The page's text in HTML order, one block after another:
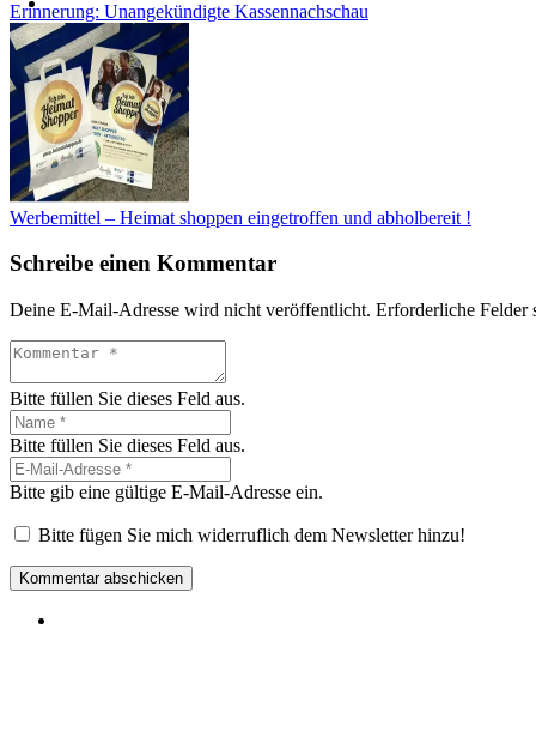
Erinnerung: Unangekündigte Kassennachschau
Werbemittel – Heimat shoppen eingetroffen und abholbereit !
Schreibe einen Kommentar
Deine E-Mail-Adresse wird nicht veröffentlicht. Erforderliche Felder
Bitte füllen Sie dieses Feld aus.
Bitte füllen Sie dieses Feld aus.
Bitte gib eine gültige E-Mail-Adresse ein.
Bitte fügen Sie mich widerruflich dem Newsletter hinzu!
Kommentar abschicken